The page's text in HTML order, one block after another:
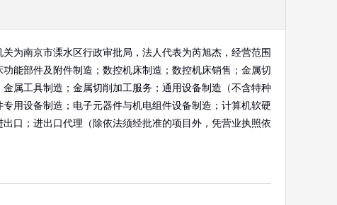
为南京市溧水区行政审批局，法人代表为芮旭杰，经营范围
能部件及附件制造；数控机床制造；数控机床销售；金属切
属工具制造；金属切削加工服务；通用设备制造（不含特种
用设备制造；电子元器件与机电组件设备制造；计算机软硬
口；进出口代理（除依法须经批准的项目外，凭营业执照依